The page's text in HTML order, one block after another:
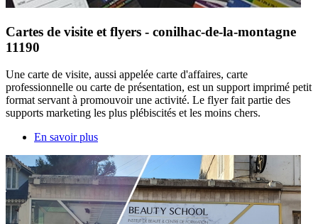
Cartes de visite et flyers - conilhac-de-la-montagne
11190
Une carte de visite, aussi appelée carte d'affaires, carte
professionnelle ou carte de présentation, est un support imprimé petit
format servant à promouvoir une activité. Le flyer fait partie des
supports marketing les plus plébiscités et les moins chers.
En savoir plus